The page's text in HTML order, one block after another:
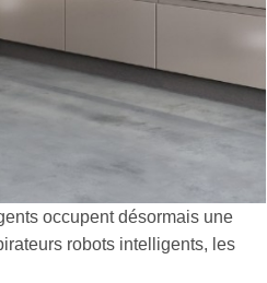
occupent désormais une
robots intelligents, les